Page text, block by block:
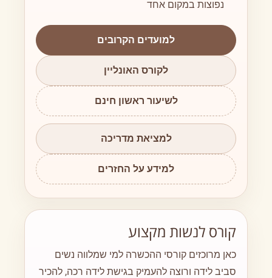
נפוצות במקום אחד
למועדים הקרובים
לקורס האונליין
לשיעור ראשון חינם
למציאת מדריכה
למידע על החזרים
קורס לנשות מקצוע
כאן מרוכזים קורסי ההכשרה למי שמלווה נשים
סביב לידה ורוצה להעמיק בגישת לידה רכה, להכיר